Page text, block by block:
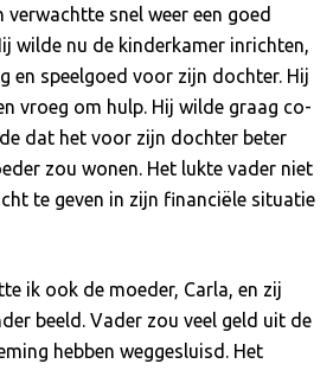
verwachtte snel weer een goed
wilde nu de kinderkamer inrichten,
en speelgoed voor zijn dochter. Hij
vroeg om hulp. Hij wilde graag co-
dat het voor zijn dochter beter
zou wonen. Het lukte vader niet
te geven in zijn financiële situatie
ik ook de moeder, Carla, en zij
beeld. Vader zou veel geld uit de
hebben weggesluisd. Het